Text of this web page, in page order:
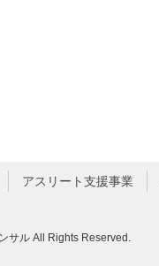
アスリート支援事業
サル All Rights Reserved.